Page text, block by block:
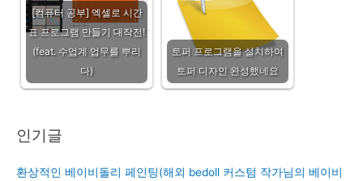
[컴퓨터 공부] 엑셀로 시간
표 프로그램 만들기 대작전!
(feat. 수업계 업무를 뿌리
다)
토퍼 프로그램을 설치하여
토퍼 디자인 완성했네요
인기글
환상적인 베이비돌리 페인팅(해외 bedoll 커스텀 작가님의 베이비